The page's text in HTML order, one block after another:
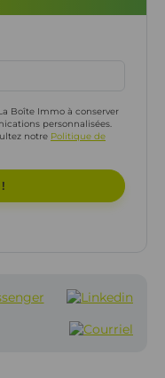
Boîte Immo à conserver
personnalisées.
notre Politique de